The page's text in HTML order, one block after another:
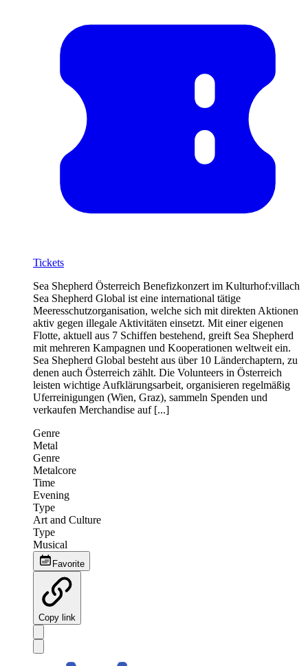
Tickets
Sea Shepherd Österreich Benefizkonzert im Kulturhof:villach
Sea Shepherd Global ist eine international tätige
Meeresschutzorganisation, welche sich mit direkten Aktionen
aktiv gegen illegale Aktivitäten einsetzt. Mit einer eigenen
Flotte, aktuell aus 7 Schiffen bestehend, greift Sea Shepherd
mit mehreren Kampagnen und Kooperationen weltweit ein.
Sea Shepherd Global besteht aus über 10 Länderchaptern, zu
denen auch Österreich zählt. Die Volunteers in Österreich
leisten wichtige Aufklärungsarbeit, organisieren regelmäßig
Uferreinigungen (Wien, Graz), sammeln Spenden und
verkaufen Merchandise auf [...]
Genre
Metal
Genre
Metalcore
Time
Evening
Type
Art and Culture
Type
Musical
Favorite
Copy link